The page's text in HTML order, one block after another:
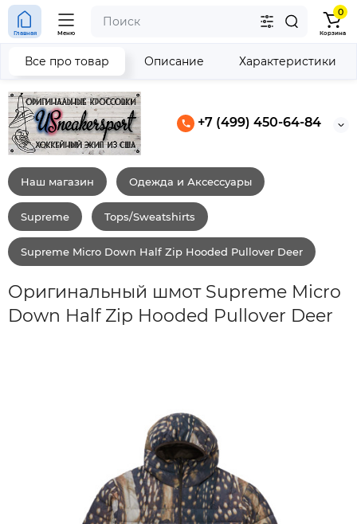
+7 (499) 450-64-84
Главная Меню
0
Корзина
Наш магазин Одежда и Аксессуары
Supreme Tops/Sweatshirts
Supreme Micro Down Half Zip Hooded Pullover Deer
Оригинальный шмот Supreme Micro
Down Half Zip Hooded Pullover Deer
Все про товар Описание Характеристики